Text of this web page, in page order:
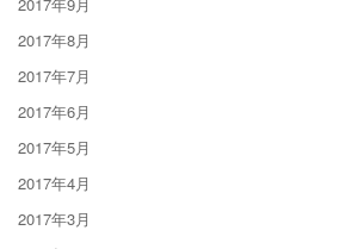
2017年8月
2017年7月
2017年6月
2017年5月
2017年4月
2017年3月